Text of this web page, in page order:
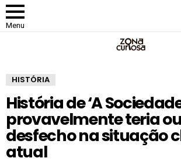
Menu
HISTÓRIA
História de ‘A
provavelmente teria
desfecho na situação
atual